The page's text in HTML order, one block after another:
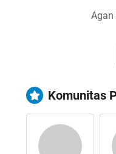
Agan
Komunitas